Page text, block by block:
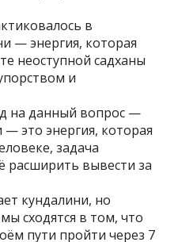
в
— энергия, которая
неоступной садханы
и
на данный вопрос —
это энергия, которая
задача
расширить вывести за
кундалини, но
сходятся в том, что
пути пройти через 7